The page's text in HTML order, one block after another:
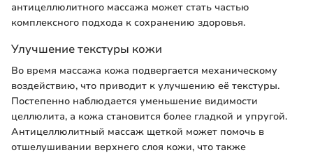
антицеллюлитного массажа может стать частью
комплексного подхода к сохранению здоровья.
Улучшение текстуры кожи
Во время массажа кожа подвергается механическому
воздействию, что приводит к улучшению её текстуры.
Постепенно наблюдается уменьшение видимости
целлюлита, а кожа становится более гладкой и упругой.
Антицеллюлитный массаж щеткой может помочь в
отшелушивании верхнего слоя кожи, что также